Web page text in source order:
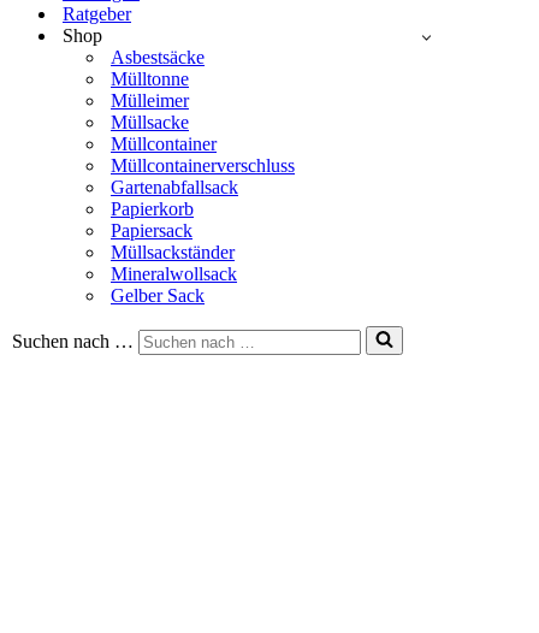
Ratgeber
Shop
Asbestsäcke
Mülltonne
Mülleimer
Müllsacke
Müllcontainer
Müllcontainerverschluss
Gartenabfallsack
Papierkorb
Papiersack
Müllsackständer
Mineralwollsack
Gelber Sack
Suchen nach …